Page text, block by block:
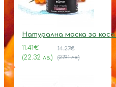
Натурална маска за
11.41€
(22.32 лв.)
14.27€
(27.91 лв.)